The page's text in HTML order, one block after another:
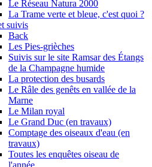
Le Réseau Natura 2000
La Trame verte et bleue, c'est quoi ?
suivis
Back
Les Pies-grièches
Suivis sur le site Ramsar des Étangs
de la Champagne humide
La protection des busards
Le Râle des genêts en vallée de la
Marne
Le Milan royal
Le Grand Duc (en travaux)
Comptage des oiseaux d'eau (en
travaux)
Toutes les enquêtes oiseau de
l'année